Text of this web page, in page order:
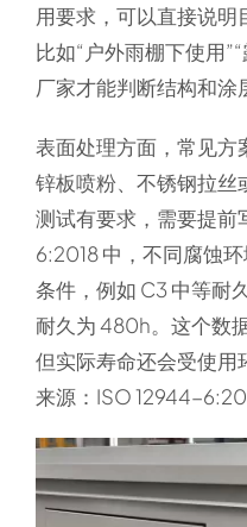
用要求，可以直接说明
比如“户外雨棚下使用
厂家才能判断结构和涂
表面处理方面，常见方
锌板喷粉、不锈钢拉丝
测试有要求，需要提
6:2018 中，不同腐蚀
条件，例如 C3 中等耐
耐久为 480h。这个数
但实际寿命还会受使用
来源：ISO 12944-